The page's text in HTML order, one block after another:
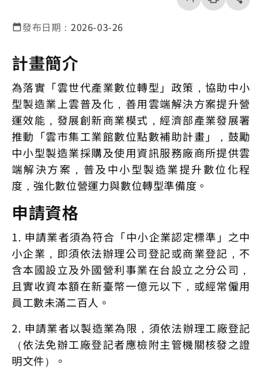
一
頁
印
發布日期： 2026-03-26
計畫簡介
為落實「雲世代產業數位轉型」政策，協助中小
型製造業上雲普及化，善用雲端解決方案提升營
運效能，發展創新商業模式，經濟部產業發展署
推動「雲市集工業館數位點數補助計畫」，鼓勵
中小型製造業採購及使用資訊服務廠商所提供雲
端解決方案，普及中小型製造業提升數位化程
度，強化數位營運力與數位轉型準備度。
申請資格
1. 申請業者須為符合「中小企業認定標準」之中
小企業，即須依法辦理公司登記或商業登記，不
含本國設立及外國營利事業在台設立之分公司，
且實收資本額在新臺幣一億元以下，或經常僱用
員工數未滿二百人。
2. 申請業者以製造業為限，須依法辦理工廠登記
（依法免辦工廠登記者應檢附主管機關核發之證
明文件）。